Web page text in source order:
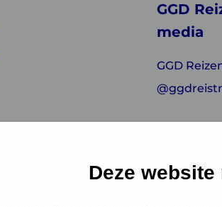
Deze
GGD
media
GGD